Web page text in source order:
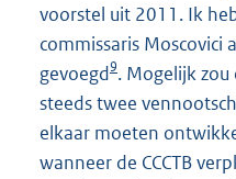
voorstel uit 2011. Ik
commissaris Moscovici
gevoegd9. Mogelijk
steeds twee
elkaar moeten
wanneer de CCCTB